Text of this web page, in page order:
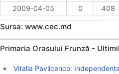
2009-04-05
0 408
Sursa: www.cec.md
Primaria Orasului Frunză -
Vitalia Pavlicenco: